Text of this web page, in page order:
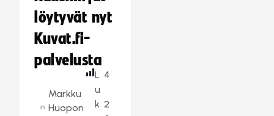
löytyvät nyt
Kuvat.fi-
palvelusta
Markku
Huopon
L
u
k
4
2